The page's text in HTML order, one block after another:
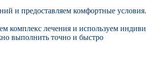
и предоставляем комфортные
лечения и используем
выполнить точно и быстро